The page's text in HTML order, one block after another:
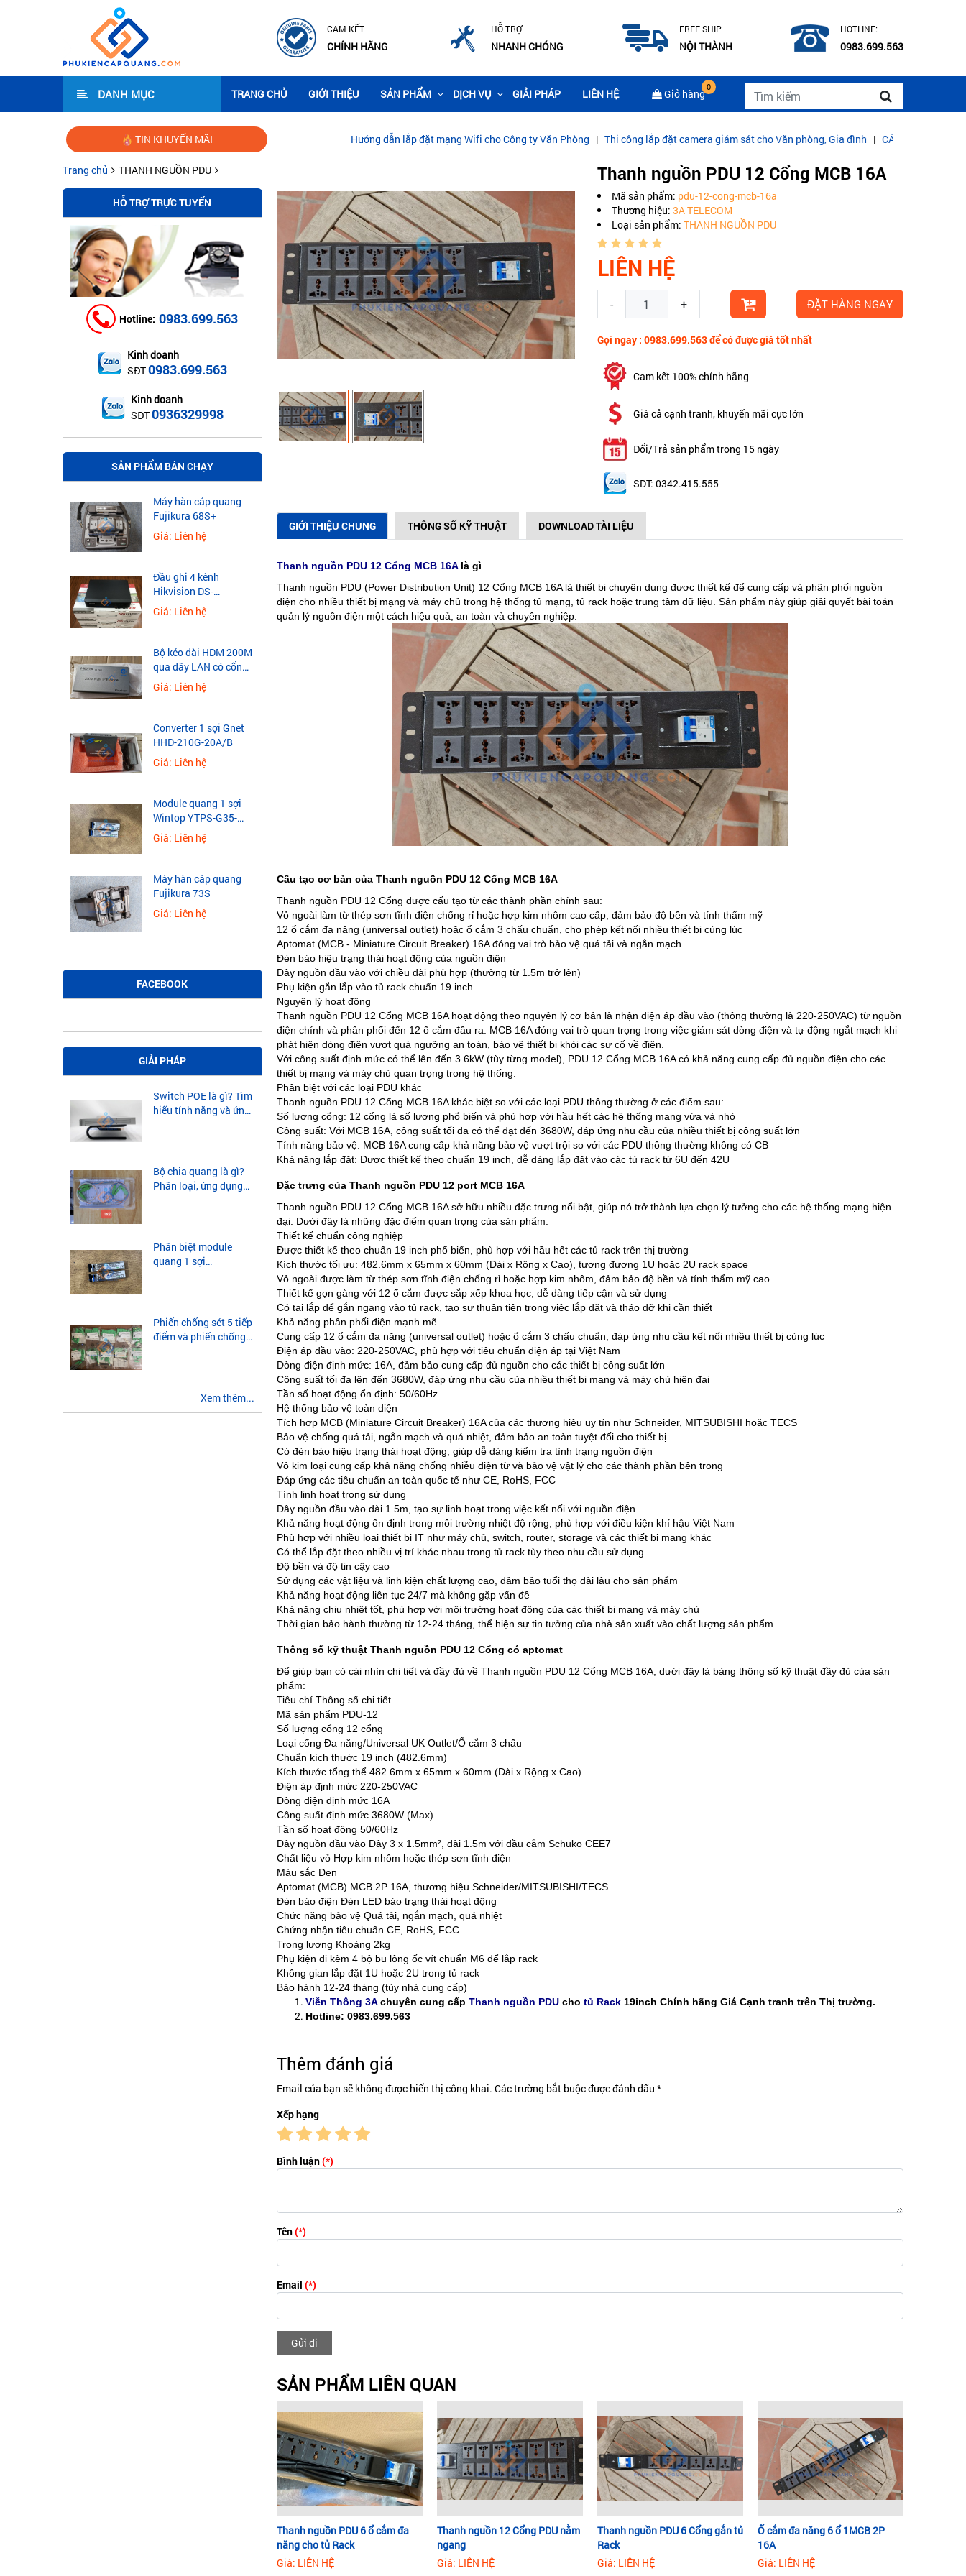
CAM KẾT
CHÍNH HÃNG
HỖ TRỢ
NHANH CHÓNG
FREE SHIP
NỘI THÀNH
HOTLINE:
0983.699.563
DANH MỤC TRANG CHỦ GIỚI THIỆU SẢN PHẨM DỊCH VỤ GIẢI PHÁP LIÊN HỆ Giỏ hàng
0
TIN KHUYẾN MÃI Hướng dẫn lắp đặt mạng Wifi cho Công ty Văn Phòng|Thi công lắp đặt camera giám sát cho Văn phòng, Gia đình|CÁP QUANG COMMSCOPE
Trang chủ THANH NGUỒN PDU
HỖ TRỢ TRỰC TUYẾN
Hotline: 0983.699.563
Kinh doanh
SĐT0983.699.563
Kinh doanh
SĐT0936329998
SẢN PHẨM BÁN CHẠY
Máy hàn cáp quang
Fujikura 68S+
Giá: Liên hệ
Đầu ghi 4 kênh
Hikvision DS-
7604NXI-K1
Giá: Liên hệ
​Bộ kéo dài HDM 200M
qua dây LAN có cổng
USB
Giá: Liên hệ
Converter 1 sợi Gnet
HHD-210G-20A/B
Giá: Liên hệ
Module quang 1 sợi
Wintop YTPS-G35-
40LD 1.25G
Giá: Liên hệ
Máy hàn cáp quang
Fujikura 73S
Giá: Liên hệ
FACEBOOK
GIẢI PHÁP
Switch POE là gì? Tìm
hiểu tính năng và ứng
Bộ chia quang là gì?
Phân loại, ứng dụng
Phân biệt module
quang 1 sợi
Phiến chống sét 5 tiếp
điểm và phiến chống
Xem thêm...
Thanh nguồn PDU 12 Cổng MCB 16A
Mã sản phẩm: pdu-12-cong-mcb-16a
Thương hiệu: 3A TELECOM
Loại sản phẩm: THANH NGUỒN PDU
LIÊN HỆ
- + ĐẶT HÀNG NGAY
Gọi ngay : 0983.699.563 để có được giá tốt nhất
Cam kết 100% chính hãng
Giá cả cạnh tranh, khuyến mãi cực lớn
Đổi/Trả sản phẩm trong 15 ngày
SDT: 0342.415.555
GIỚI THIỆU CHUNG THÔNG SỐ KỸ THUẬT DOWNLOAD TÀI LIỆU
Thanh nguồn PDU 12 Cổng MCB 16Alà gì
Thanh nguồn PDU (Power Distribution Unit) 12 Cổng MCB 16A là thiết bị chuyên dụng được thiết kế để cung cấp và phân phối nguồn
điện cho nhiều thiết bị mạng và máy chủ trong hệ thống tủ mạng, tủ rack hoặc trung tâm dữ liệu. Sản phẩm này giúp giải quyết bài toán
quản lý nguồn điện một cách hiệu quả, an toàn và chuyên nghiệp.
Cấu tạo cơ bản của Thanh nguồn PDU 12 Cổng MCB 16A
Thanh nguồn PDU 12 Cổng được cấu tạo từ các thành phần chính sau:
Vỏ ngoài làm từ thép sơn tĩnh điện chống rỉ hoặc hợp kim nhôm cao cấp, đảm bảo độ bền và tính thẩm mỹ
12 ổ cắm đa năng (universal outlet) hoặc ổ cắm 3 chấu chuẩn, cho phép kết nối nhiều thiết bị cùng lúc
Aptomat (MCB - Miniature Circuit Breaker) 16A đóng vai trò bảo vệ quá tải và ngắn mạch
Đèn báo hiệu trạng thái hoạt động của nguồn điện
Dây nguồn đầu vào với chiều dài phù hợp (thường từ 1.5m trở lên)
Phụ kiện gắn lắp vào tủ rack chuẩn 19 inch
Nguyên lý hoạt động
Thanh nguồn PDU 12 Cổng MCB 16A hoạt động theo nguyên lý cơ bản là nhận điện áp đầu vào (thông thường là 220-250VAC) từ nguồn
điện chính và phân phối đến 12 ổ cắm đầu ra. MCB 16A đóng vai trò quan trọng trong việc giám sát dòng điện và tự động ngắt mạch khi
phát hiện dòng điện vượt quá ngưỡng an toàn, bảo vệ thiết bị khỏi các sự cố về điện.
Với công suất định mức có thể lên đến 3.6kW (tùy từng model), PDU 12 Cổng MCB 16A có khả năng cung cấp đủ nguồn điện cho các
thiết bị mạng và máy chủ quan trọng trong hệ thống.
Phân biệt với các loại PDU khác
Thanh nguồn PDU 12 Cổng MCB 16A khác biệt so với các loại PDU thông thường ở các điểm sau:
Số lượng cổng: 12 cổng là số lượng phổ biến và phù hợp với hầu hết các hệ thống mạng vừa và nhỏ
Công suất: Với MCB 16A, công suất tối đa có thể đạt đến 3680W, đáp ứng nhu cầu của nhiều thiết bị công suất lớn
Tính năng bảo vệ: MCB 16A cung cấp khả năng bảo vệ vượt trội so với các PDU thông thường không có CB
Khả năng lắp đặt: Được thiết kế theo chuẩn 19 inch, dễ dàng lắp đặt vào các tủ rack từ 6U đến 42U
Đặc trưng của Thanh nguồn PDU 12 port MCB 16A
Thanh nguồn PDU 12 Cổng MCB 16A sở hữu nhiều đặc trưng nổi bật, giúp nó trở thành lựa chọn lý tưởng cho các hệ thống mạng hiện
đại. Dưới đây là những đặc điểm quan trọng của sản phẩm:
Thiết kế chuẩn công nghiệp
Được thiết kế theo chuẩn 19 inch phổ biến, phù hợp với hầu hết các tủ rack trên thị trường
Kích thước tối ưu: 482.6mm x 65mm x 60mm (Dài x Rộng x Cao), tương đương 1U hoặc 2U rack space
Vỏ ngoài được làm từ thép sơn tĩnh điện chống rỉ hoặc hợp kim nhôm, đảm bảo độ bền và tính thẩm mỹ cao
Thiết kế gọn gàng với 12 ổ cắm được sắp xếp khoa học, dễ dàng tiếp cận và sử dụng
Có tai lắp để gắn ngang vào tủ rack, tạo sự thuận tiện trong việc lắp đặt và tháo dỡ khi cần thiết
Khả năng phân phối điện mạnh mẽ
Cung cấp 12 ổ cắm đa năng (universal outlet) hoặc ổ cắm 3 chấu chuẩn, đáp ứng nhu cầu kết nối nhiều thiết bị cùng lúc
Điện áp đầu vào: 220-250VAC, phù hợp với tiêu chuẩn điện áp tại Việt Nam
Dòng điện định mức: 16A, đảm bảo cung cấp đủ nguồn cho các thiết bị công suất lớn
Công suất tối đa lên đến 3680W, đáp ứng nhu cầu của nhiều thiết bị mạng và máy chủ hiện đại
Tần số hoạt động ổn định: 50/60Hz
Hệ thống bảo vệ toàn diện
Tích hợp MCB (Miniature Circuit Breaker) 16A của các thương hiệu uy tín như Schneider, MITSUBISHI hoặc TECS
Bảo vệ chống quá tải, ngắn mạch và quá nhiệt, đảm bảo an toàn tuyệt đối cho thiết bị
Có đèn báo hiệu trạng thái hoạt động, giúp dễ dàng kiểm tra tình trạng nguồn điện
Vỏ kim loại cung cấp khả năng chống nhiễu điện từ và bảo vệ vật lý cho các thành phần bên trong
Đáp ứng các tiêu chuẩn an toàn quốc tế như CE, RoHS, FCC
Tính linh hoạt trong sử dụng
Dây nguồn đầu vào dài 1.5m, tạo sự linh hoạt trong việc kết nối với nguồn điện
Khả năng hoạt động ổn định trong môi trường nhiệt độ rộng, phù hợp với điều kiện khí hậu Việt Nam
Phù hợp với nhiều loại thiết bị IT như máy chủ, switch, router, storage và các thiết bị mạng khác
Có thể lắp đặt theo nhiều vị trí khác nhau trong tủ rack tùy theo nhu cầu sử dụng
Độ bền và độ tin cậy cao
Sử dụng các vật liệu và linh kiện chất lượng cao, đảm bảo tuổi thọ dài lâu cho sản phẩm
Khả năng hoạt động liên tục 24/7 mà không gặp vấn đề
Khả năng chịu nhiệt tốt, phù hợp với môi trường hoạt động của các thiết bị mạng và máy chủ
Thời gian bảo hành thường từ 12-24 tháng, thể hiện sự tin tưởng của nhà sản xuất vào chất lượng sản phẩm
Thông số kỹ thuật Thanh nguồn PDU 12 Cổng có aptomat
Để giúp bạn có cái nhìn chi tiết và đầy đủ về Thanh nguồn PDU 12 Cổng MCB 16A, dưới đây là bảng thông số kỹ thuật đầy đủ của sản
phẩm:
Tiêu chí Thông số chi tiết
Mã sản phẩm PDU-12
Số lượng cổng 12 cổng
Loại cổng Đa năng/Universal UK Outlet/Ổ cắm 3 chấu
Chuẩn kích thước 19 inch (482.6mm)
Kích thước tổng thể 482.6mm x 65mm x 60mm (Dài x Rộng x Cao)
Điện áp định mức 220-250VAC
Dòng điện định mức 16A
Công suất định mức 3680W (Max)
Tần số hoạt động 50/60Hz
Dây nguồn đầu vào Dây 3 x 1.5mm², dài 1.5m với đầu cắm Schuko CEE7
Chất liệu vỏ Hợp kim nhôm hoặc thép sơn tĩnh điện
Màu sắc Đen
Aptomat (MCB) MCB 2P 16A, thương hiệu Schneider/MITSUBISHI/TECS
Đèn báo điện Đèn LED báo trạng thái hoạt động
Chức năng bảo vệ Quá tải, ngắn mạch, quá nhiệt
Chứng nhận tiêu chuẩn CE, RoHS, FCC
Trọng lượng Khoảng 2kg
Phụ kiện đi kèm 4 bộ bu lông ốc vít chuẩn M6 để lắp rack
Không gian lắp đặt 1U hoặc 2U trong tủ rack
Bảo hành 12-24 tháng (tùy nhà cung cấp)
Viễn Thông 3Achuyên cung cấp Thanh nguồn PDUcho tủ Rack19inch Chính hãng Giá Cạnh tranh trên Thị trường.
Hotline: 0983.699.563
Thêm đánh giá
Email của bạn sẽ không được hiển thị công khai. Các trường bắt buộc được đánh dấu *
Xếp hạng
Bình luận(*)
Tên(*)
Email (*)
Gửi đi
SẢN PHẨM LIÊN QUAN
Thanh nguồn PDU 6 ổ cắm đa
năng cho tủ Rack
Giá: LIÊN HỆ
Thanh nguồn 12 Cổng PDU nằm
ngang
Giá: LIÊN HỆ
Thanh nguồn PDU 6 Cổng gắn tủ
Rack
Giá: LIÊN HỆ
Ổ cắm đa năng 6 ổ 1MCB 2P
16A
Giá: LIÊN HỆ